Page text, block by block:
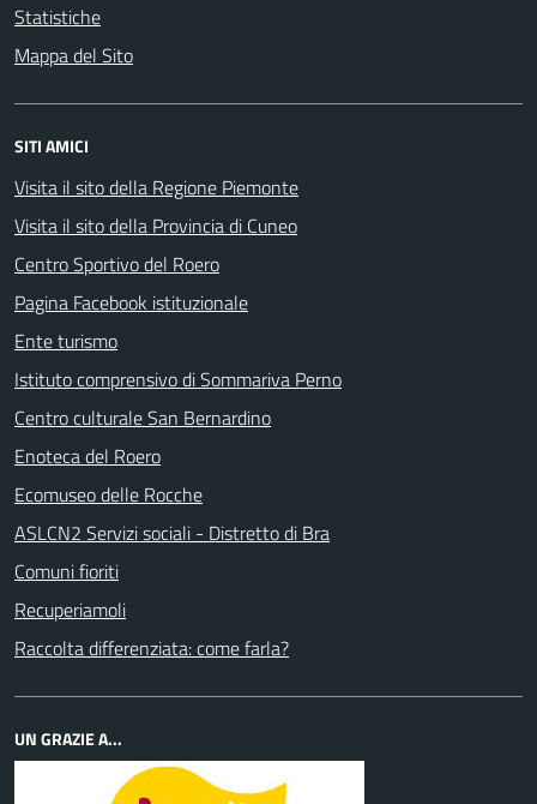
Statistiche
Mappa del Sito
SITI AMICI
Visita il sito della Regione Piemonte
Visita il sito della Provincia di Cuneo
Centro Sportivo del Roero
Pagina Facebook istituzionale
Ente turismo
Istituto comprensivo di Sommariva Perno
Centro culturale San Bernardino
Enoteca del Roero
Ecomuseo delle Rocche
ASLCN2 Servizi sociali - Distretto di Bra
Comuni fioriti
Recuperiamoli
Raccolta differenziata: come farla?
UN GRAZIE A...